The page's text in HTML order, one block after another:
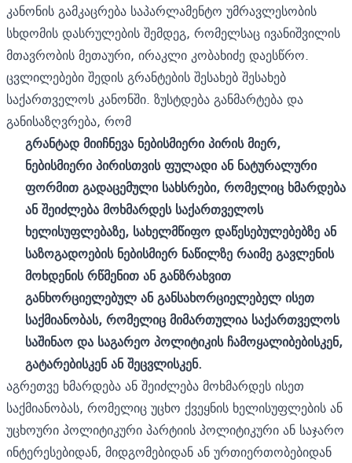
კანონის გამკაცრება საპარლამენტო უმრავლესობის
სხდომის დასრულების შემდეგ, რომელსაც ივანიშვილის
მთავრობის მეთაური, ირაკლი კობახიძე დაესწრო.
ცვლილებები შედის გრანტების შესახებ შესახებ
საქართველოს კანონში. ზუსტდება განმარტება და
განისაზღვრება, რომ
გრანტადმიიჩნევა ნებისმიერიპირისმიერ,
ნებისმიერიპირისთვისფულადიან ნატურალური
ფორმითგადაცემული სახსრები,რომელიც ხმარდება
ანშეიძლებამოხმარდეს საქართველოს
ხელისუფლებაზე, სახელმწიფოდაწესებულებებზეან
საზოგადოების ნებისმიერ ნაწილზერაიმეგავლენის
მოხდენისრწმენითანგანზრახვით
განხორციელებულანგანსახორციელებელისეთ
საქმიანობას,რომელიცმიმართულია საქართველოს
საშინაოდა საგარეოპოლიტიკის ჩამოყალიბებისკენ,
გატარებისკენანშეცვლისკენ.
აგრეთვე ხმარდება ან შეიძლება მოხმარდეს ისეთ
საქმიანობას, რომელიც უცხო ქვეყნის ხელისუფლების ან
უცხოური პოლიტიკური პარტიის პოლიტიკური ან საჯარო
ინტერესებიდან, მიდგომებიდან ან ურთიერთობებიდან